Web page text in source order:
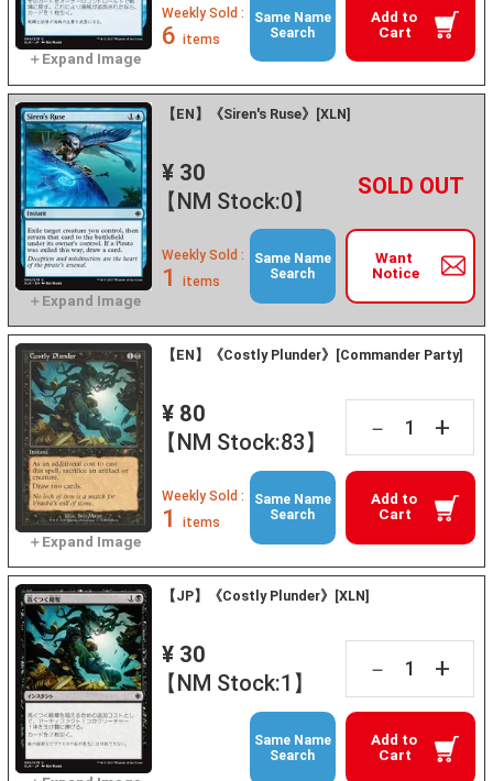
Add to
Cart
Weekly Sold :
6 items
Same Name
Search
【EN】《Siren's Ruse》[XLN]
¥ 30
【NM Stock:0】
－ +
Want
Notice
Weekly Sold :
1 items
Same Name
Search
【EN】《Costly Plunder》[Commander Party]
¥ 80
【NM Stock:83】
－ +
Add to
Cart
Weekly Sold :
1 items
Same Name
Search
【JP】《Costly Plunder》[XLN]
¥ 30
【NM Stock:1】
－ +
Add to
Cart
Same Name
Search